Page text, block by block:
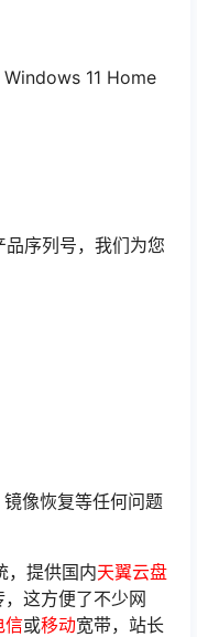
11 Home
序列号，我们为您
像恢复等任何问题
，提供国内天翼云盘
这方便了不少网
信或移动宽带，站长